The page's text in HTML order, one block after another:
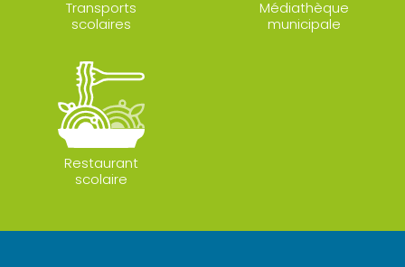
Transports
scolaires
Médiathèque
municipale
Restaurant
scolaire